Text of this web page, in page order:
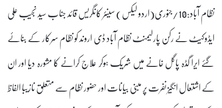
نظام آباد:10/جنوری(اردو لیکس) سینئر کانگریس قائد جناب سید نجیب علی
ایڈوکیٹ نے رکن پارلیمنٹ نظام آباد ڈی اروند کو نظام سرکار کے بنائے
گئے ایرا گڈہ پاگل خانے میں شریک ہوکر علاج کرانے کا مشورہ دیا اور ان
کے اشتعال انگیز نفرت پر مبنی بیانات اور حضور نظام سے متعلق نازیبا الفاظ